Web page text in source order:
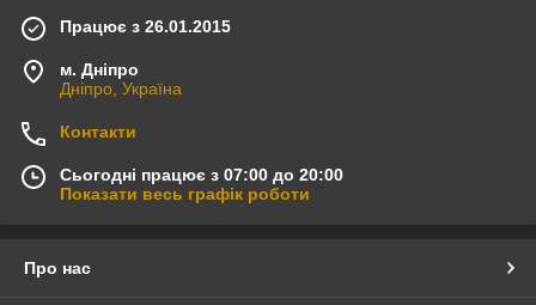
Працює з 26.01.2015
м. Дніпро
Дніпро, Україна
Контакти
Сьогодні працює з 07:00 до 20:00
Показати весь графік роботи
Про нас